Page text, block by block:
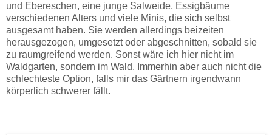
und Ebereschen, eine junge Salweide, Essigbäume
verschiedenen A lters und viele Minis, die sich selbst
ausgesamt haben. Sie werden allerdings beizeiten
herausgezogen, umgesetzt oder abgeschnitten, sobald sie
zu raumgreifend werden. Sonst wäre ich hier nicht im
Waldgarten, sondern im Wald. Immerhin aber auch nicht die
schlechteste Option, falls mir das Gärtnern irgendwann
körperlich schwerer fällt.